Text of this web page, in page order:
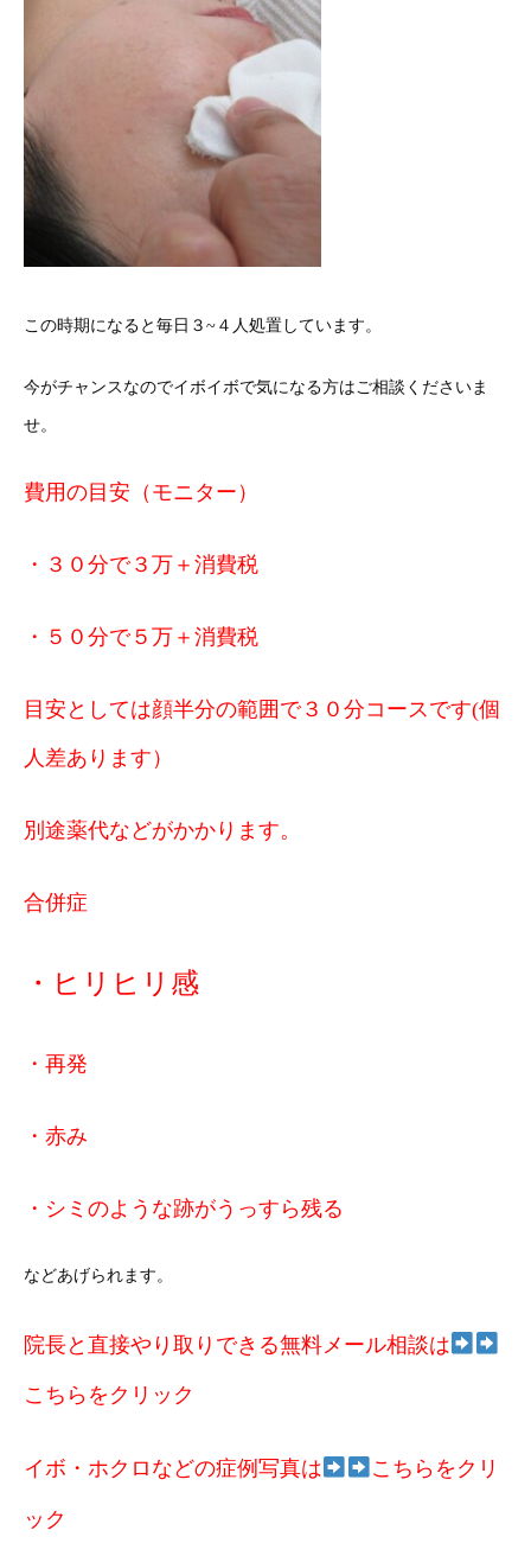
この時期になると毎日３~４人処置しています。
今がチャンスなのでイボイボで気になる方はご相談くださいま
せ。
費用の目安（ モニター）
・３０分で３万＋消費税
・５０分で５万＋消費税
目安としては顔半分の範囲で３０分コースです(個
人差あります）
別途薬代などがかかります。
合併症
・ヒリヒリ感
・再発
・赤み
・シミのような跡がうっすら残る
などあげられます。
院長と直接やり取りできる無料メール相談は
こちらをクリック
イボ・ホクロなどの症例写真は こちらをクリ
ック